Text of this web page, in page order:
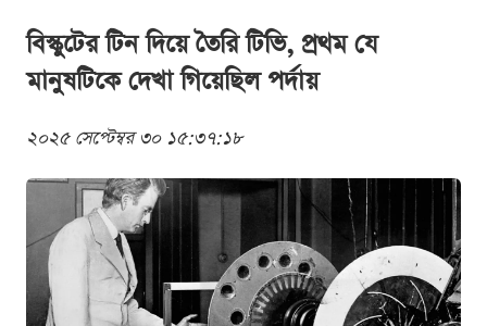
বিস্কুটের টিন দিয়ে তৈরি টিভি, প্রথম যে
মানুষটিকে দেখা গিয়েছিল পর্দায়
২০২৫ সেপ্টেম্বর ৩০ ১৫:৩৭:১৮